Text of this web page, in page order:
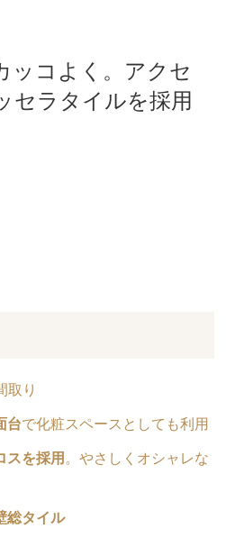
ッコよく。アクセ
セラタイルを採用
取り
台で化粧スペースとしても利用
スを採用 。やさしくオシャレな
総タイル